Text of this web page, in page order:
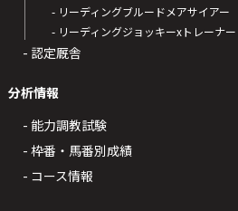
- リーディングブルードメアサイアー
- リーディングジョッキーxトレーナー
- 認定厩舎
分析情報
- 能力調教試験
- 枠番・馬番別成績
- コース情報